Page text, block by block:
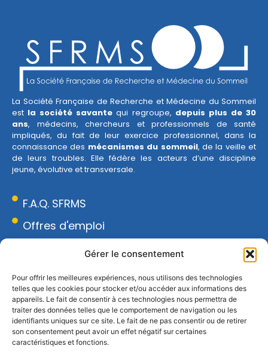
Gérer le consentement
Pour offrir les meilleures expériences, nous utilisons des technologies
telles que les cookies pour stocker et/ou accéder aux informations des
appareils. Le fait de consentir à ces technologies nous permettra de
traiter des données telles que le comportement de navigation ou les
identifiants uniques sur ce site. Le fait de ne pas consentir ou de retirer
son consentement peut avoir un effet négatif sur certaines
caractéristiques et fonctions.
La Société Française de Recherche et Médecine du Sommeil
est la société savante qui regroupe, depuis plus de 30
ans, médecins, chercheurs et professionnels de santé
impliqués, du fait de leur exercice professionnel, dans la
connaissance des mécanismes du sommeil, de la veille et
de leurs troubles. Elle fédère les acteurs d’une discipline
jeune, évolutive et transversale.
F.A.Q. SFRMS
Offres d'emploi
Espace presse
CONTACT
18 rue Armand Moisant, 75015 Paris
01 43 20 67 96
contact@sfrms.org